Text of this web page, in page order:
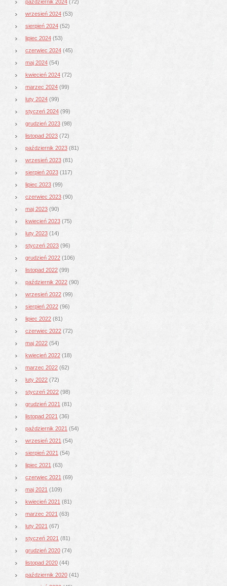
październik 2024 (72)
wrzesień 2024 (53)
sierpień 2024 (52)
lipiec 2024 (53)
czerwiec 2024 (45)
maj 2024 (54)
kwiecień 2024 (72)
marzec 2024 (99)
luty 2024 (99)
styczeń 2024 (99)
grudzień 2023 (98)
listopad 2023 (72)
październik 2023 (81)
wrzesień 2023 (81)
sierpień 2023 (117)
lipiec 2023 (99)
czerwiec 2023 (90)
maj 2023 (90)
kwiecień 2023 (75)
luty 2023 (14)
styczeń 2023 (96)
grudzień 2022 (106)
listopad 2022 (99)
październik 2022 (90)
wrzesień 2022 (99)
sierpień 2022 (96)
lipiec 2022 (81)
czerwiec 2022 (72)
maj 2022 (54)
kwiecień 2022 (18)
marzec 2022 (62)
luty 2022 (72)
styczeń 2022 (98)
grudzień 2021 (81)
listopad 2021 (36)
październik 2021 (54)
wrzesień 2021 (54)
sierpień 2021 (54)
lipiec 2021 (63)
czerwiec 2021 (69)
maj 2021 (109)
kwiecień 2021 (81)
marzec 2021 (63)
luty 2021 (67)
styczeń 2021 (81)
grudzień 2020 (74)
listopad 2020 (44)
październik 2020 (41)